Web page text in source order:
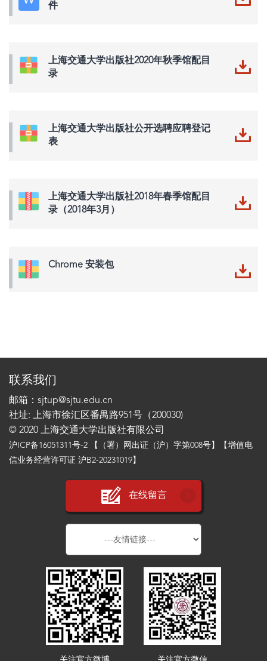
件
上海交通大学出版社2020年秋季馆配目
录
上海交通大学出版社公开选聘应聘登记
表
上海交通大学出版社2018年春季馆配目
录（2018年3月）
Chrome 安装包
联系我们
邮箱：sjtup@sjtu.edu.cn
社址: 上海市徐汇区番禺路951号（200030)
© 2020 上海交通大学出版社有限公司
沪ICP备16051311号-2 【（署）网出证（沪）字第008号】【增值电
信业务经营许可证 沪B2-20231019】
在线留言